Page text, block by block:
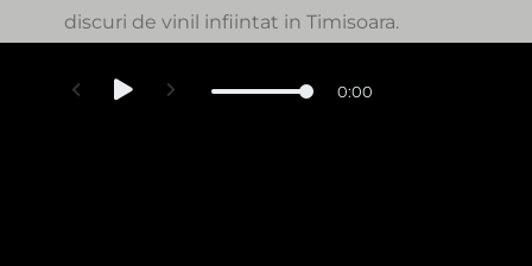
discuri de vinil infiintat in Timisoara.
0:00